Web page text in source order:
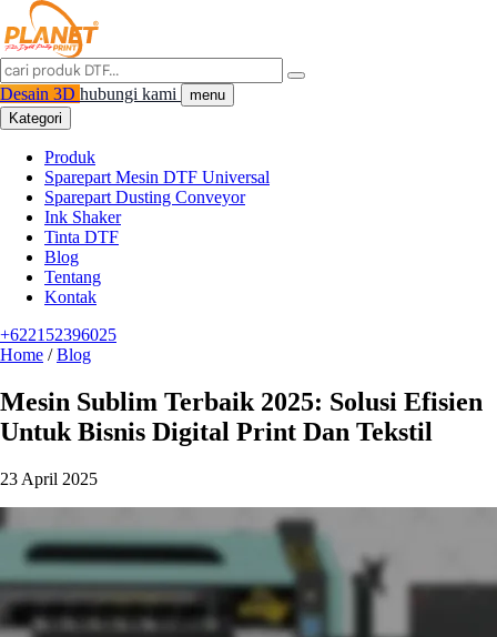
Desain 3D hubungi kami
menu
Kategori
Produk
Sparepart Mesin DTF Universal
Sparepart Dusting Conveyor
Ink Shaker
Tinta DTF
Blog
Tentang
Kontak
+622152396025
Home /Blog
Mesin Sublim Terbaik 2025: Solusi Efisien
Untuk Bisnis Digital Print Dan Tekstil
23 April 2025